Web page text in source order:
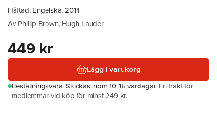
Häftad, Engelska, 2014
Av Phillip Brown, Hugh Lauder
449 kr
Lägg i varukorg
Beställningsvara.Skickas inom 10-15 vardagar. Fri frakt för
medlemmar vid köp för minst 249 kr.